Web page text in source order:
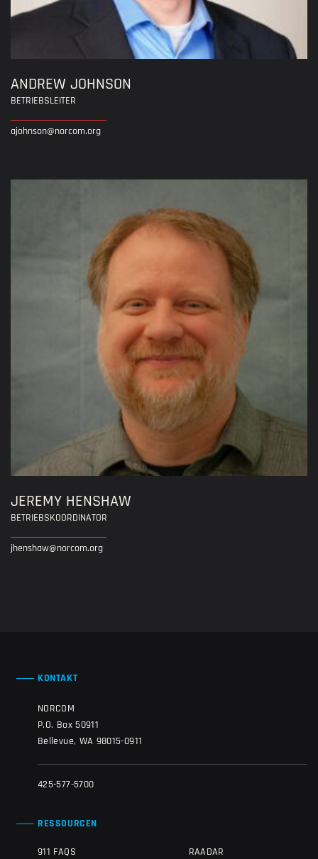
ANDREW JOHNSON
BETRIEBSLEITER
ajohnson@norcom.org
JEREMY HENSHAW
BETRIEBSKOORDINATOR
jhenshaw@norcom.org
KONTAKT
NORCOM
P.O. Box 50911
Bellevue, WA 98015-0911
425-577-5700
RESSOURCEN
911 FAQS RAADAR